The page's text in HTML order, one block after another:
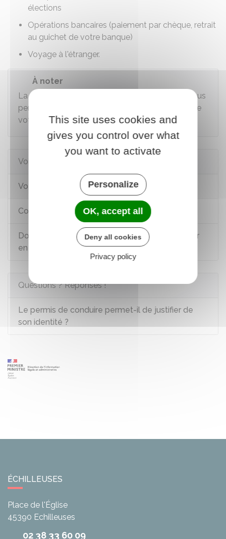
élections
Opérations bancaires (paiement par chèque, retrait
au guichet de votre banque)
Voyage à l'étranger.
À noter
La carte d'identité, tout comme le passeport, vous
permet de justifier de votre identité, mais aussi de
votre nationalité française.
Voir aussi
Voyager à l'étranger
Contrôle d'identité
Documents d'identité nécessaires pour voyager
en avion
Questions ? Réponses !
Le permis de conduire permet-il de justifier de
son identité ?
ÉCHILLEUSES
Place de l'Église
45390 Echilleuses
02 38 33 60 09
This site uses cookies and
gives you control over what
you want to activate
Personalize
OK, accept all
Deny all cookies
Privacy policy